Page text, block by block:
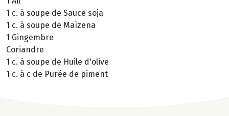
1 c. à soupe de Sauce soja
1 c. à soupe de Maïzena
1 Gingembre
Coriandre
1 c. à soupe de Huile d'olive
1 c. à c de Purée de piment